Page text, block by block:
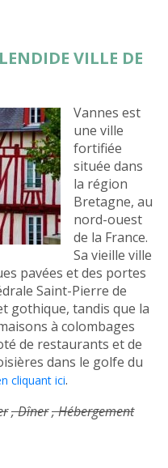
VILLE DE
Vannes est
une ville
fortifiée
située dans
la région
Bretagne, au
nord-ouest
de la France.
Sa vieille ville
pavées et des portes
Saint-Pierre de
gothique, tandis que la
à colombages
de restaurants et de
dans le golfe du
cliquant ici.
, Dîner, Hébergement